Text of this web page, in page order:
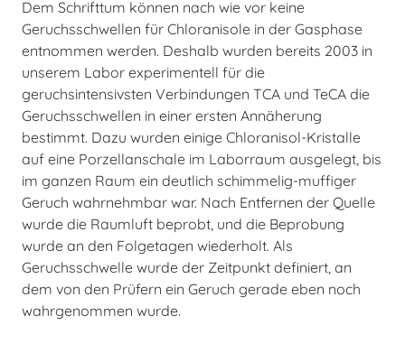
Dem Schrifttum können nach wie vor keine
Geruchsschwellen für Chloranisole in der Gasphase
entnommen werden. Deshalb wurden bereits 2003 in
unserem Labor experimentell für die
geruchsintensivsten Verbindungen TCA und TeCA die
Geruchsschwellen in einer ersten Annäherung
bestimmt. Dazu wurden einige Chloranisol-Kristalle
auf eine Porzellanschale im Laborraum ausgelegt, bis
im ganzen Raum ein deutlich schimmelig-muffiger
Geruch wahrnehmbar war. Nach Entfernen der Quelle
wurde die Raumluft beprobt, und die Beprobung
wurde an den Folgetagen wiederholt. Als
Geruchsschwelle wurde der Zeitpunkt definiert, an
dem von den Prüfern ein Geruch gerade eben noch
wahrgenommen wurde.